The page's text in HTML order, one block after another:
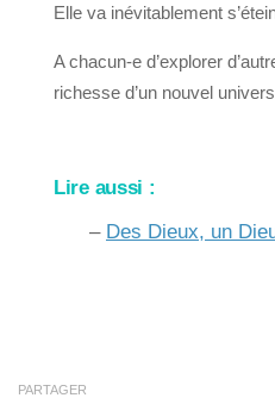
Elle va inévitablement
A chacun-e d’explorer
richesse d’un nouvel
Lire aussi :
– Des Dieux, un
PARTAGER